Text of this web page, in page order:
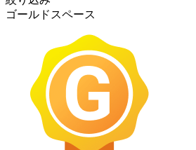
ゴールドスペース